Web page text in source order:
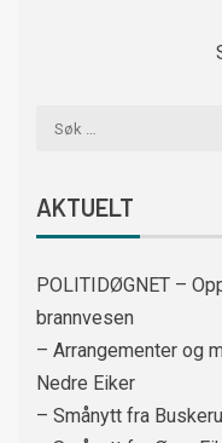
AKTUELT
POLITIDØGNET –
brannvesen
– Arrangementer og
Nedre Eiker
– Smånytt fra